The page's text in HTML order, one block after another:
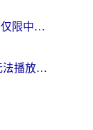
在国外看世界杯法国 VS 摩洛哥仅限中国大陆？别让地域限制拦下你的欢呼
在澳大利亚看抖音世界杯直播无法播放？海外党体育观赛终极指南来了！